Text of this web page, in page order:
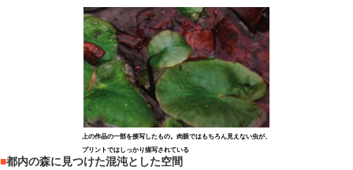
上の作品の一部を接写したもの。肉眼ではもちろん見えない虫が、
プリントではしっかり描写されている
■都内の森に見つけた混沌とした空間